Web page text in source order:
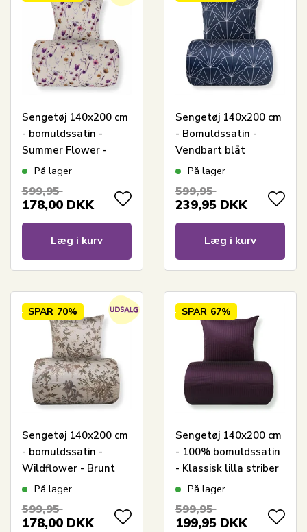
Sengetøj 140x200 cm
- bomuldssatin -
Summer Flower -
Sandfarvet blomster
På lager
599,95
178,00 DKK
Læg i kurv
Sengetøj 140x200 cm
- Bomuldssatin -
Vendbart blåt
Hexagon print
På lager
599,95
239,95 DKK
Læg i kurv
SPAR 70%
Sengetøj 140x200 cm
- bomuldssatin -
Wildflower - Brunt
blomster print
På lager
599,95
178,00 DKK
SPAR 67%
Sengetøj 140x200 cm
- 100% bomuldssatin
- Klassisk lilla striber
På lager
599,95
199,95 DKK